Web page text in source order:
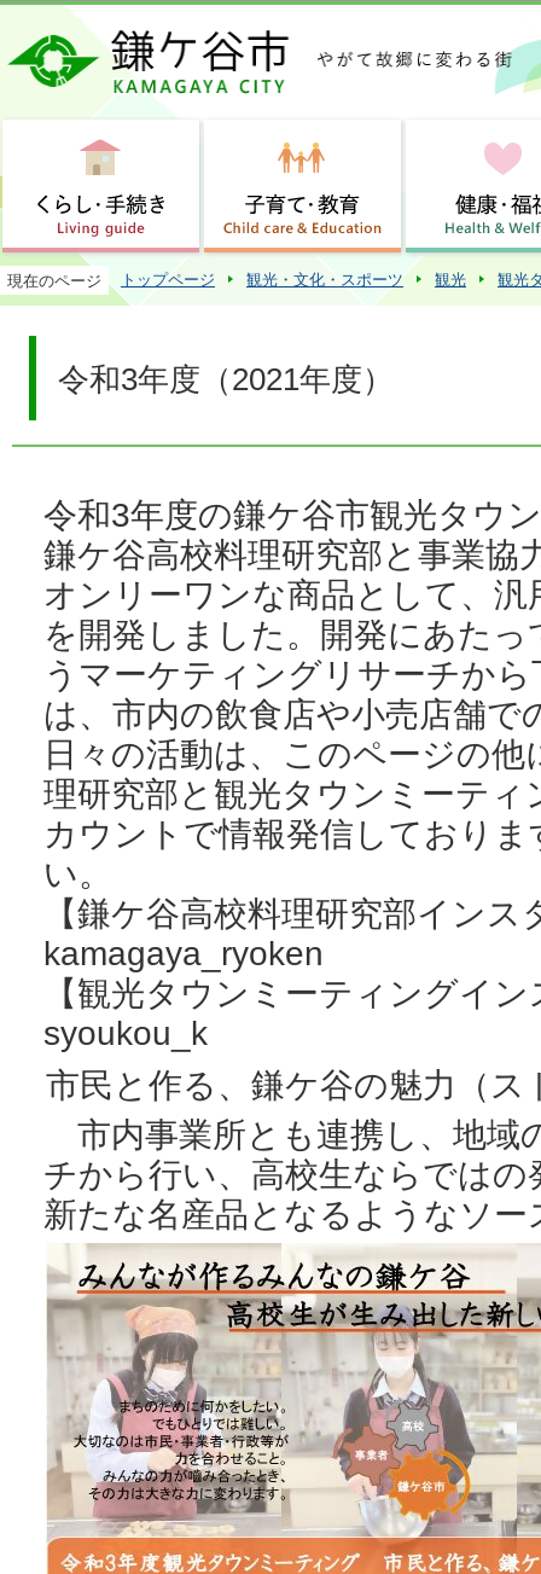
この
現在のページ トップページ 観光・文化・スポーツ 観光 観光
令和3年度（2021年度）
令和3年度の鎌ケ谷市観光タウ
鎌ケ谷高校料理研究部と事業協
オンリーワンな商品として、
を開発しました。開発にあた
うマーケティングリサーチか
は、市内の飲食店や小売店舗で
日々の活動は、このページの
理研究部と観光タウンミーテ
カウントで情報発信しており
い。
【鎌ケ谷高校料理研究部イン
kamagaya_ryoken
【観光タウンミーティングイ
syoukou_k
市民と作る、鎌ケ谷の魅力（ス
市内事業所とも連携し、地域
チから行い、高校生ならでは
新たな名産品となるようなソ